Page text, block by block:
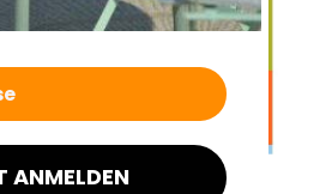
ANMELDEN